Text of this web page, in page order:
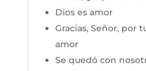
Dios es amor
Gracias, Señor, por
amor
Se quedó con